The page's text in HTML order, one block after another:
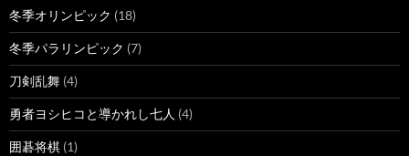
冬季オリンピック (18)
冬季パラリンピック (7)
刀剣乱舞 (4)
勇者ヨシヒコと導かれし七人 (4)
囲碁将棋 (1)